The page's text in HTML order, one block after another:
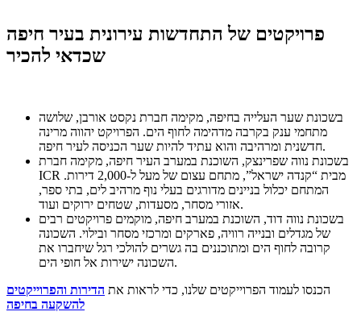
פרויקטים של התחדשות עירונית בעיר חיפה
שכדאי להכיר
בשכונת שער העלייה בחיפה, מקימה חברת נקסט אורבן, שלושה
מתחמי ענק בקרבה מדהימה לחוף הים. הפרויקט יהווה מרינה
חדשנית ומרהיבה והוא עתיד להיות שער הכניסה לעיר חיפה.
בשכונת נווה שפרינצק, השוכנת במערב העיר חיפה, מקימה חברת
ICR מבית “קנדה ישראל”, מתחם עצום של מעל ל-2,000 דירות.
המתחם יכלול בניינים מדורגים בעלי נוף מרהיב לים, בתי ספר,
אזורי מסחר, מסעדות, שטחים ירוקים ועוד.
בשכונת נווה דוד, השוכנת במערב חיפה, מוקמים פרויקטים רבים
של מגדלים ובנייה רוויה, פארקים ומרכזי מסחר ובילוי. השכונה
קרובה לחוף הים ומתוכננים בה גשרים להולכי רגל שיחברו את
השכונה ישירות אל חופי הים.
הכנסו לעמוד הפרוייקטים שלנו, כדי לראות את הדירות והפרוייקטים
להשקעה בחיפה